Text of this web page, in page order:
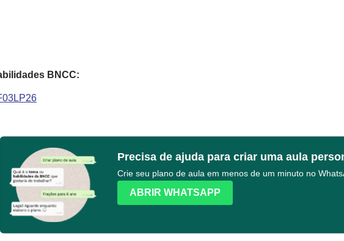
BNCC:
Precisa de ajuda para criar uma aula
Crie seu plano de aula em menos de um minuto no
ABRIR WHATSAPP